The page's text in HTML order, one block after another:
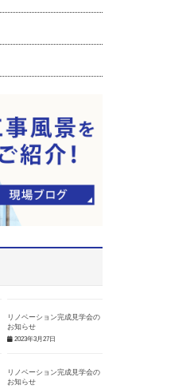
リノベーション完成見学会の
お知らせ
2023年3月27日
リノベーション完成見学会の
お知らせ